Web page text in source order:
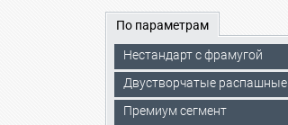
По параметрам
Нестандарт с фрамугой
Двустворчатые распашные
Премиум сегмент